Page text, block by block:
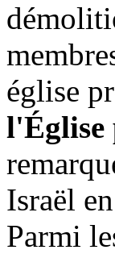
église
l'Église
Israël
Parmi